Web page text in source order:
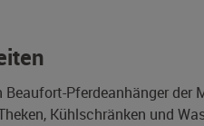
Pferdeanhänger der
Kühlschränken und